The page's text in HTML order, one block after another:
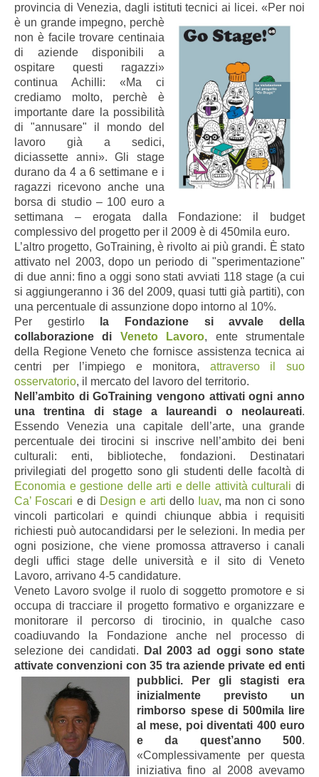
provincia di Venezia, dagli istituti tecnici ai licei.«Per noi
è un grande impegno, perchè
non è facile trovare centinaia
di aziendedisponibili a
ospitare questi ragazzi»
continua Achilli: «Ma ci
crediamo molto, perchè è
importante dare la possibilità
di "annusare" il mondo del
lavoro già a sedici,
diciassette anni». Gli stage
durano da 4 a 6 settimane e i
ragazzi ricevono anche una
borsa di studio – 100 euro a
settimana – erogata dalla Fondazione: il budget
complessivo del progetto per il 2009 è di 450mila euro.
L’altro progetto, GoTraining, è rivolto ai più grandi. È stato
attivato nel 2003, dopo un periodo di "sperimentazione"
di due anni: fino a oggi sono stati avviati 118 stage (a cui
si aggiungeranno i 36 del 2009, quasi tutti già partiti), con
una percentuale di assunzione dopo intorno al 10%.
Per gestirlo
la Fondazione si avvale della
collaborazione di Veneto Lavoro, ente strumentale
della Regione Veneto che fornisce assistenza tecnica ai
centri per l’impiego e monitora, attraverso il suo
osservatorio, il mercato del lavoro del territorio.
Nell’ambito di GoTraining vengono attivati ogni anno
una trentina di stage a laureandi o neolaureati.
Essendo Venezia una capitale dell’arte, una grande
percentuale dei tirocini si inscrive nell’ambito dei beni
culturali: enti, biblioteche, fondazioni. Destinatari
privilegiati del progetto sono gli studenti delle facoltà di
Economia e gestione delle arti e delle attività culturali di
Ca’ Foscari e di Design e arti dello Iuav, ma non ci sono
vincoli particolari e quindi chiunque abbia i requisiti
richiesti può autocandidarsi per le selezioni. In media per
ogni posizione, che viene promossa attraverso i canali
degli uffici stage delle università e il sito di Veneto
Lavoro, arrivano 4-5 candidature.
Veneto Lavoro svolge il ruolo di soggetto promotore e si
occupa di tracciare il progetto formativo e organizzare e
monitorare il percorso di tirocinio, in qualche caso
coadiuvando la Fondazione anche nel processo di
selezione dei candidati.
Dal 2003 ad oggi sono state
attivate convenzioni con 35 tra aziende private ed enti
pubblici.
Per gli stagisti era
inizialmente previsto un
rimborso spese di 500mila lire
al mese, poi diventati 400 euro
e da quest’anno 500.
«Complessivamente per questa
iniziativa fino al 2008 avevamo